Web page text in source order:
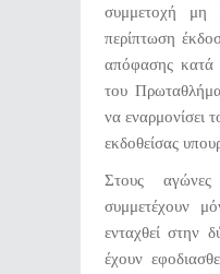
συμμετοχή μη
περίπτωση
απόφασης κατά
του
να εναρμονίσει
εκδοθείσας
Στους
συμμετέχουν
ενταχθεί στην
έχουν